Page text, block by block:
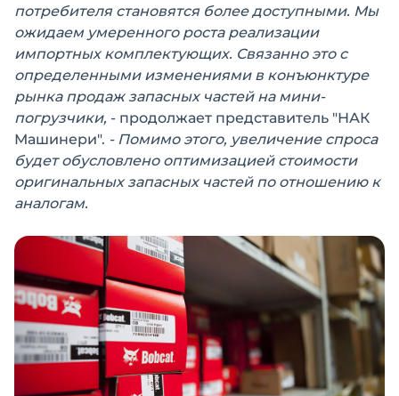
потребителя становятся более доступными. Мы
ожидаем умеренного роста реализации
импортных комплектующих. Связанно это с
определенными изменениями в конъюнктуре
рынка продаж запасных частей на мини-
погрузчики, - продолжает представитель "НАК
Машинери". - Помимо этого, увеличение спроса
будет обусловлено оптимизацией стоимости
оригинальных запасных частей по отношению к
аналогам.